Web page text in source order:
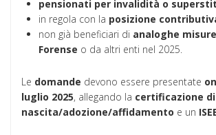
pensionati per invalidità o
in regola con la posizione
non già beneficiari di analoghe misure
Forense o da altri enti nel 2025.
Le domande devono essere presentate
luglio 2025, allegando la certificazione di
nascita/adozione/affidamento e un